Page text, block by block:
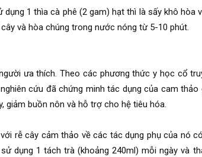
1 thìa cà phê (2 gam) hạt thì là sấy khô hòa
và hòa chúng trong nước nóng từ 5-10 phút.
ưa thích. Theo các phương thức y học cổ
cứu đã chứng minh tác dụng của cam
giảm buồn nôn và hỗ trợ cho hệ tiêu hóa.
rễ cây cảm thảo về các tác dụng phụ của nó
dụng 1 tách trà (khoảng 240ml) mỗi ngày và